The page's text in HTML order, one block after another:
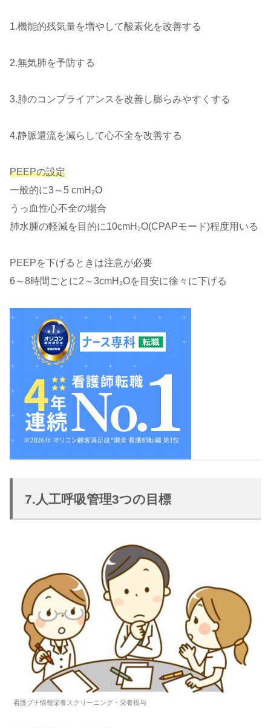
1.機能的残気量を増やして酸素化を改善する
2.無気肺を予防する
3.肺のコンプライアンスを改善し膨らみやすくする
4.静脈還流を減らして心不全を改善する
PEEPの設定
一般的に3～5 cmH₂O
うっ血性心不全の場合
肺水腫の軽減を目的に10cmH₂O(CPAPモード)程度用いる
PEEPを下げるときは注意が必要
6～8時間ごとに2～3cmH₂Oを目安に徐々に下げる
7.人工呼吸管理3つの目標
看護プチ情報栄養スクリーニング・栄養投与